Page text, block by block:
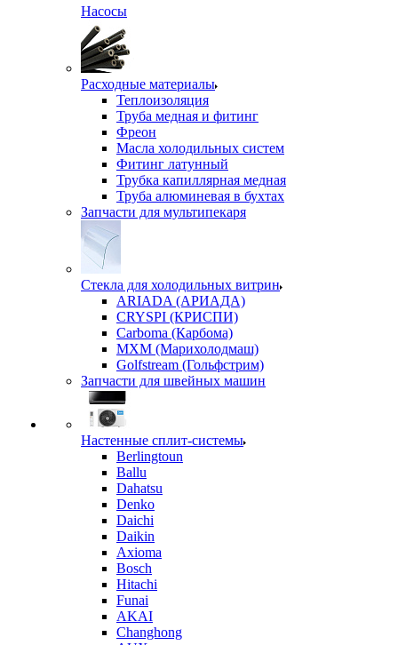
Насосы
Расходные материалы
Теплоизоляция
Труба медная и фитинг
Фреон
Масла холодильных систем
Фитинг латунный
Трубка капиллярная медная
Труба алюминевая в бухтах
Запчасти для мультипекаря
Стекла для холодильных витрин
ARIADA (АРИАДА)
CRYSPI (КРИСПИ)
Carboma (Карбома)
MXM (Марихолодмаш)
Golfstream (Гольфстрим)
Запчасти для швейных машин
Настенные сплит-системы
Berlingtoun
Ballu
Dahatsu
Denko
Daichi
Daikin
Axioma
Bosch
Hitachi
Funai
AKAI
Changhong